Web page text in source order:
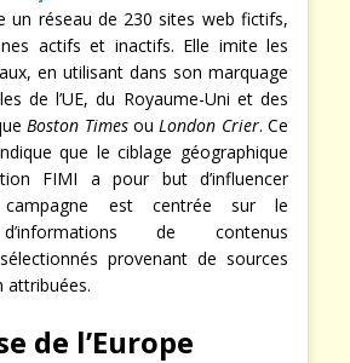
réseau de 230 sites web fictifs,
actifs et inactifs. Elle imite les
en utilisant dans son marquage
de l’UE, du Royaume-Uni et des
Boston Timesou London Crier. Ce
que le ciblage géographique
FIMI a pour but d’influencer
campagne est centrée sur le
de contenus
provenant de sources
attribuées.
de l’Europe